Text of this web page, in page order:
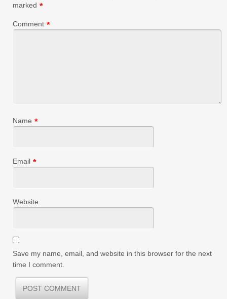
marked *
Comment *
Name *
Email *
Website
Save my name, email, and website in this browser for the next
time I comment.